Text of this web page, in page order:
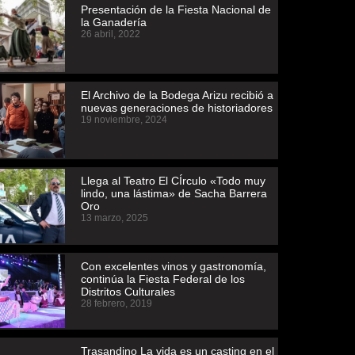
Presentación de la Fiesta Nacional de
la Ganadería
26 abril, 2022
El Archivo de la Bodega Arizu recibió a
nuevas generaciones de historiadores
19 noviembre, 2024
Llega al Teatro El CÍrculo «Todo muy
lindo, una lástima» de Sacha Barrera
Oro
13 marzo, 2025
Con excelentes vinos y gastronomía,
continúa la Fiesta Federal de los
Distritos Culturales
28 febrero, 2019
Trasandino La vida es un casting en el